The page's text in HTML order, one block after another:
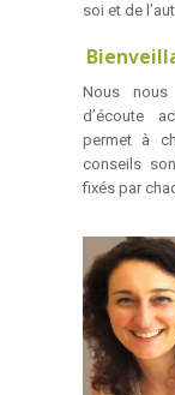
soi et de
Nous nous
d’écoute
permet à
conseils
fixés par